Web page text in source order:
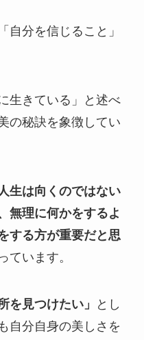
自分を信じること」
生きている」と述べ
の秘訣を象徴してい
生は向くのではない
無理に何かをするよ
する方が重要だと思
ています。
を見つけたい」
とし
自分自身の美しさを